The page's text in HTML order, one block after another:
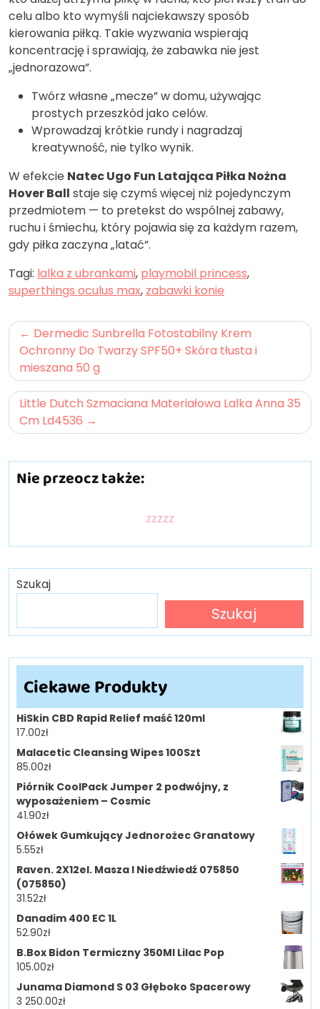
celu albo kto wymyśli najciekawszy sposób
kierowania piłką. Takie wyzwania wspierają
koncentrację i sprawiają, że zabawka nie jest
„jednorazowa”.
Twórz własne „mecze” w domu, używając
prostych przeszkód jako celów.
Wprowadzaj krótkie rundy i nagradzaj
kreatywność, nie tylko wynik.
W efekcie Natec Ugo Fun Latająca Piłka Nożna
Hover Ball staje się czymś więcej niż pojedynczym
przedmiotem — to pretekst do wspólnej zabawy,
ruchu i śmiechu, który pojawia się za każdym razem,
gdy piłka zaczyna „latać”.
Tagi: lalka z ubrankami, playmobil princess,
superthings oculus max, zabawki konie
Nawigacja
wpisu
Dermedic Sunbrella Fotostabilny Krem
Ochronny Do Twarzy SPF50+ Skóra tłusta i
mieszana 50 g
Little Dutch Szmaciana Materiałowa Lalka Anna 35
Cm Ld4536
Nie przeocz także:
zzzzz
Szukaj
Szukaj
Ciekawe Produkty
HiSkin CBD Rapid Relief maść 120ml
17.00zł
Malacetic Cleansing Wipes 100Szt
85.00zł
Piórnik CoolPack Jumper 2 podwójny, z
wyposażeniem – Cosmic
41.90zł
Ołówek Gumkujący Jednorożec Granatowy
5.55zł
Raven. 2X12el. Masza I Niedźwiedź 075850
(075850)
31.52zł
Danadim 400 EC 1L
52.90zł
B.Box Bidon Termiczny 350Ml Lilac Pop
105.00zł
Junama Diamond S 03 Głęboko Spacerowy
3 250.00zł